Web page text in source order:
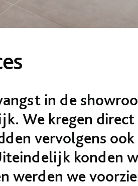
in de
We kregen
vervolgens
konden
werden we